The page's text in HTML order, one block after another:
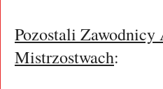
Pozostali
Mistrzostwach: